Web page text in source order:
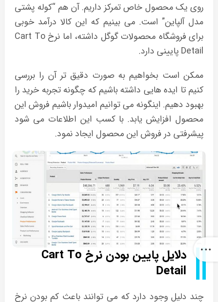
روی یک محصول خاص تمرکز داریم. آن هم “کوله پشتی
مدل آلپاین” است. می بینیم که این کالا درآمد خوبی
برای فروشگاه محصولات گوگل داشته، اما نرخ Cart To
Detail پایینی دارد.
ممکن است بخواهیم به صورت دقیق تر آن را بررسی
کنیم تا ایده هایی داشته باشیم که چگونه تجربه خرید را
بهبود دهیم. اینگونه می توانیم امیدوار باشیم فروش این
محصول افزایش یابد. با کسب این اطلاعات می شود
پیشرفتی در فروش این محصول ایجاد نمود.
دلایل پایین بودن نرخ Cart To
Detail
چند دلیل وجود دارد که می توانند باعث کم بودن نرخ